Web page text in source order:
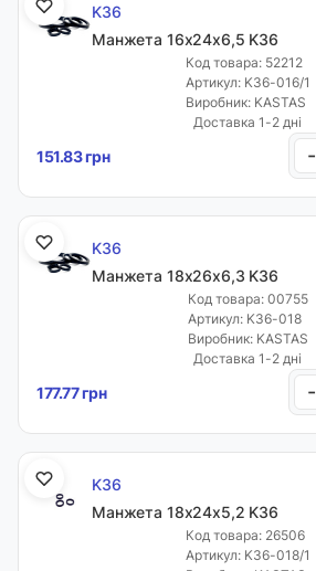
K36
Манжета 16х24х6,5 K36
Код товара: 52212
Артикул: K36-016/1
Виробник: KASTAS
Доставка 1-2 дні
151.83 грн -
K36
Манжета 18х26х6,3 K36
Код товара: 00755
Артикул: K36-018
Виробник: KASTAS
Доставка 1-2 дні
177.77 грн -
K36
Манжета 18х24х5,2 K36
Код товара: 26506
Артикул: K36-018/1